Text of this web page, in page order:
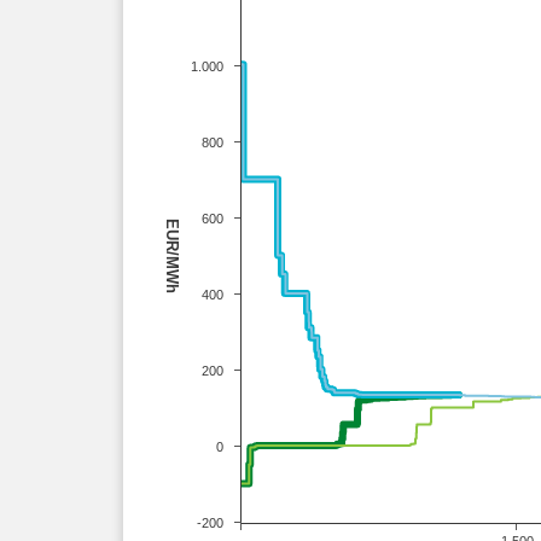
EUR/MWh
-200
0
200
400
600
800
1.000